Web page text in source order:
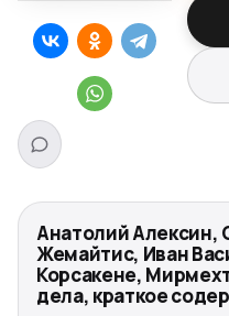
Анатолий Алексин,
Жемайтис, Иван
Корсакене,
дела, краткое